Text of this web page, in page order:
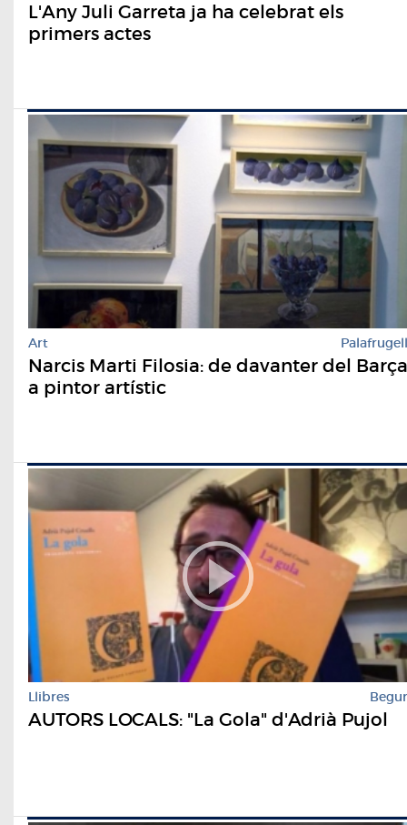
L'Any Juli Garreta ja ha celebrat els
primers actes
Art Palafrugell
Narcis Marti Filosia: de davanter del Barça
a pintor artístic
Llibres Begur
AUTORS LOCALS: "La Gola" d'Adrià Pujol